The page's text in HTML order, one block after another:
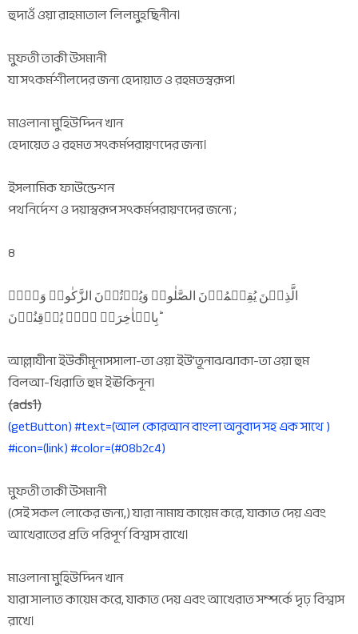
হুদাওঁ ওয়া রাহমাতাল লিলমুহছিনীন।
মুফতী তাকী উসমানী
যা সৎকর্মশীলদের জন্য হেদায়াত ও রহমতস্বরূপ।
মাওলানা মুহিউদ্দিন খান
হেদায়েত ও রহমত সৎকর্মপরায়ণদের জন্য।
ইসলামিক ফাউন্ডেশন
পথনির্দেশ ও দয়াস্বরূপ সৎকর্মপরায়ণদের জন্যে ;
৪
الَّذِیۡنَ یُقِیۡمُوۡنَ الصَّلٰوۃَ وَیُؤۡتُوۡنَ الزَّکٰوۃَ وَہُمۡ
بِالۡاٰخِرَۃِ ہُمۡ یُوۡقِنُوۡنَ ؕ
আল্লাযীনা ইউকীমূনাসসালা-তা ওয়া ইউ’তূনাঝঝাকা-তা ওয়া হুম
বিলআ-খিরাতি হুম ইঊকিনূন।
(ads1)
(getButton) #text=(আল কোরআন বাংলা অনুবাদ সহ এক সাথে )
#icon=(link) #color=(#08b2c4)
মুফতী তাকী উসমানী
(সেই সকল লোকের জন্য,) যারা নামায কায়েম করে, যাকাত দেয় এবং
আখেরাতের প্রতি পরিপূর্ণ বিশ্বাস রাখে।
মাওলানা মুহিউদ্দিন খান
যারা সালাত কায়েম করে, যাকাত দেয় এবং আখেরাত সম্পর্কে দৃঢ় বিশ্বাস
রাখে।